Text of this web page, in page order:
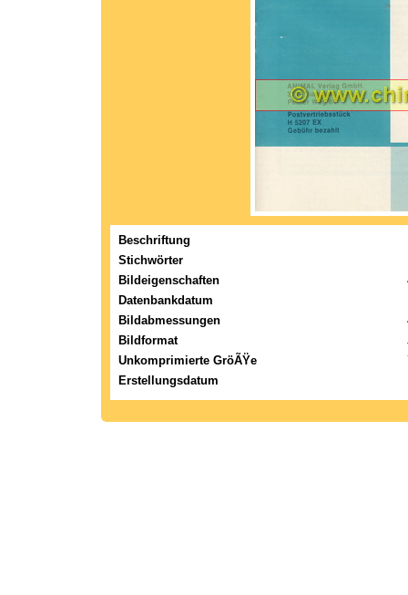
Beschriftung
Stichwörter
Bildeigenschaften
Datenbankdatum
Bildabmessungen
Bildformat
Unkomprimierte GröÃŸe
Erstellungsdatum